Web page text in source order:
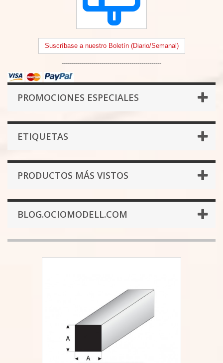
Suscríbase a nuestro Boletín (Diario/Semanal)
--------------------------------------------------
PROMOCIONES ESPECIALES
ETIQUETAS
PRODUCTOS MÁS VISTOS
BLOG.OCIOMODELL.COM